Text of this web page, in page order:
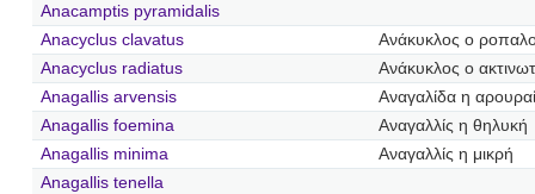
Anacamptis pyramidalis
Anacyclus clavatus
Ανάκυκλος ο
Anacyclus radiatus
Ανάκυκλος ο
Anagallis arvensis
Αναγαλίδα η
Anagallis foemina
Αναγαλλίς η θηλυκή
Anagallis minima
Αναγαλλίς η μικρή
Anagallis tenella